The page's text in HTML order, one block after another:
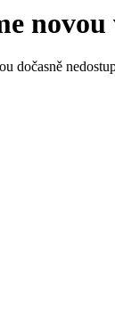
novou
dočasně